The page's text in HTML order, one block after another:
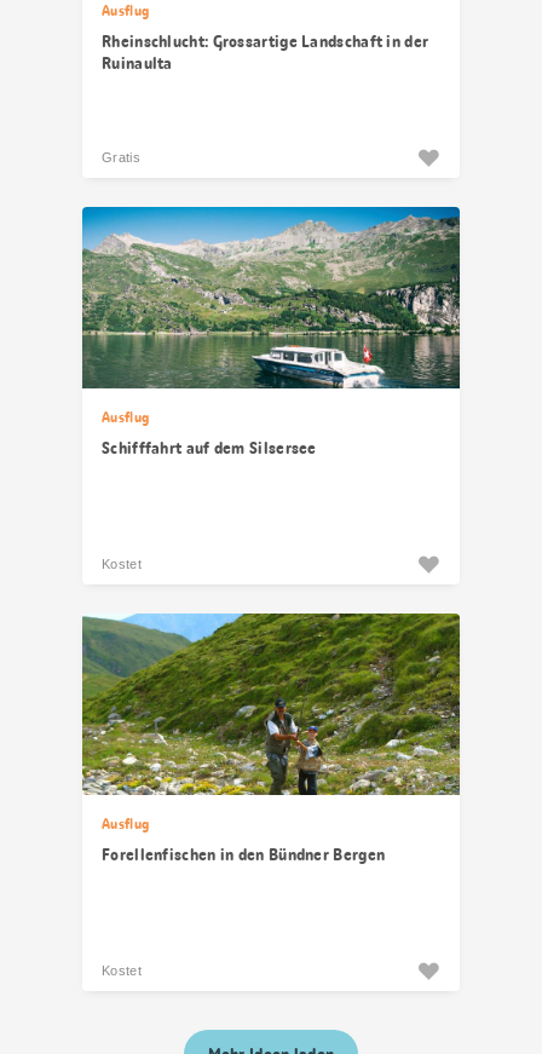
Ausflug
Rheinschlucht: Grossartige Landschaft in der
Ruinaulta
Gratis
Ausflug
Schifffahrt auf dem Silsersee
Kostet
Ausflug
Forellenfischen in den Bündner Bergen
Kostet